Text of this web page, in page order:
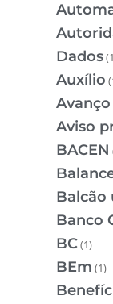
Dados
Auxílio
Aviso
BACEN
Balcão
Banco
BC(1)
BEm (1)